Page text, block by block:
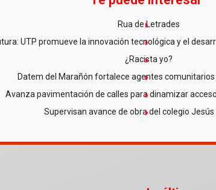
Rua de Letrades
UTP promueve la innovación tecnológica y el
¿Racista yo?
Datem del Marañón fortalece agentes
Avanza pavimentación de calles para dinamizar
Supervisan avance de obra del colegio